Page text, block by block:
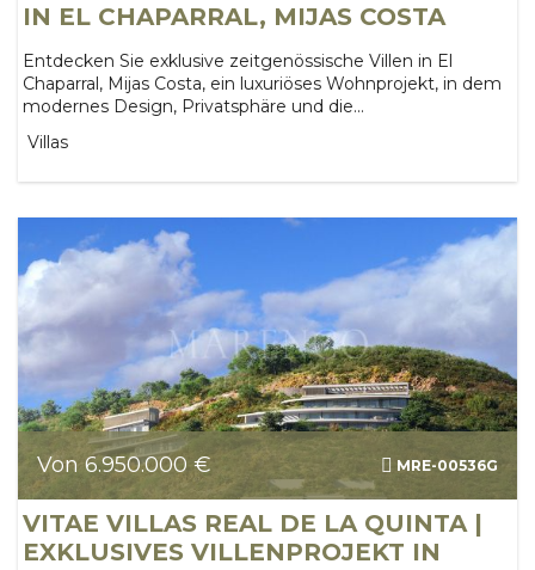
IN EL CHAPARRAL, MIJAS COSTA
Entdecken Sie exklusive zeitgenössische Villen in El
Chaparral, Mijas Costa, ein luxuriöses Wohnprojekt, in dem
modernes Design, Privatsphäre und die...
Villas
Von 6.950.000 € MRE-00536G
VITAE VILLAS REAL DE LA QUINTA |
EXKLUSIVES VILLENPROJEKT IN